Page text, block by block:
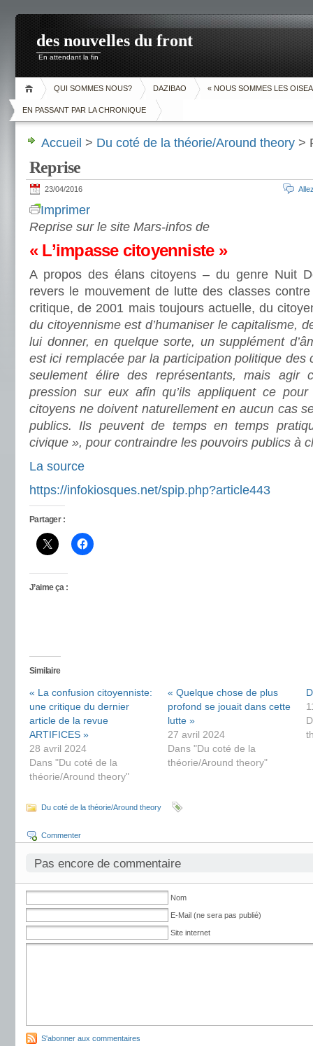
des nouvelles du front
En attendant la fin
QUI SOMMES NOUS? DAZIBAO « NOUS SOMMES LES
EN PASSANT PAR LA CHRONIQUE
Accueil > Du coté de la théorie/Around theory >
Reprise
23/04/2016
Imprimer
Reprise sur le site Mars-infos de
« L’impasse citoyenniste »
A propos des élans citoyens – du genre Nuit
revers le mouvement de lutte des classes
critique, de 2001 mais toujours actuelle, du
du citoyennisme est d’humaniser le capitalisme,
lui donner, en quelque sorte, un supplément
est ici remplacée par la participation politique des
seulement élire des représentants, mais agir
pression sur eux afin qu’ils appliquent ce
citoyens ne doivent naturellement en aucun cas
publics. Ils peuvent de temps en temps
civique », pour contraindre les pouvoirs publics à
La source
https://infokiosques.net/spip.php?article443
Partager :
J’aime ça :
Similaire
« La confusion citoyenniste:
une critique du dernier
article de la revue
ARTIFICES »
28 avril 2024
Dans "Du coté de la
théorie/Around theory"
« Quelque chose de plus
profond se jouait dans cette
lutte »
27 avril 2024
Dans "Du coté de la
théorie/Around theory"
Du coté de la théorie/Around theory
Commenter
Pas encore de commentaire
Nom
E-Mail (ne sera pas publié)
Site internet
S'abonner aux commentaires